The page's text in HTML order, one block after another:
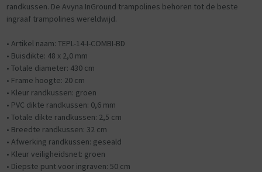
randkussen. De Avyna InGround trampolines behoren tot de beste
ingraaf trampolines wereldwijd.
• Artikel naam: TEPL-14-I-COMBI-BD
• Buisdikte: 48 x 2,0 mm
• Totale diameter: 430 cm
• Frame hoogte: 20 cm
• Kleur randkussen: groen
• PVC dikte randkussen: 0,6 mm
• Totale dikte randkussen: 2,5 cm
• Breedte randkussen: 32 cm
• Afwerking randkussen: geseald
• Kleur veiligheidsnet: groen
• Diepste punt voor ingraven: 50 cm